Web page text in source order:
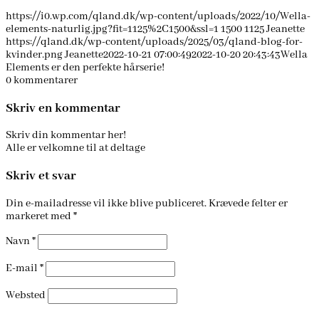
https://i0.wp.com/qland.dk/wp-content/uploads/2022/10/Wella-
elements-naturlig.jpg?fit=1125%2C1500&ssl=1 15001125Jeanette
https://qland.dk/wp-content/uploads/2025/03/qland-blog-for-
kvinder.pngJeanette2022-10-21 07:00:492022-10-20 20:43:43Wella
Elements er den perfekte hårserie!
0kommentarer
Skriv en kommentar
Skriv din kommentar her!
Alle er velkomne til at deltage
Skriv et svar
Din e-mailadresse vil ikke blive publiceret.Krævede felter er
markeret med *
Navn*
E-mail *
Websted